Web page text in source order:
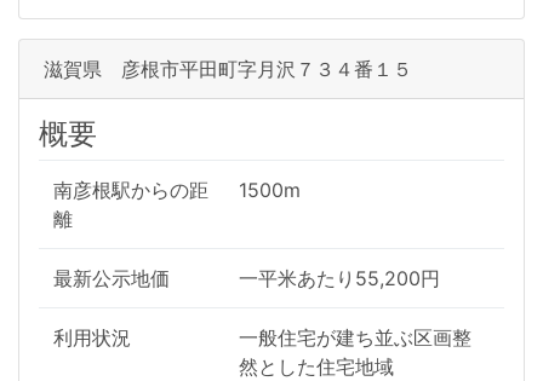
滋賀県 彦根市平田町字月沢７３４番１５
概要
南彦根駅からの距
離
1500m
最新公示地価 一平米あたり55,200円
利用状況
一般住宅が建ち並ぶ区画整
然とした住宅地域